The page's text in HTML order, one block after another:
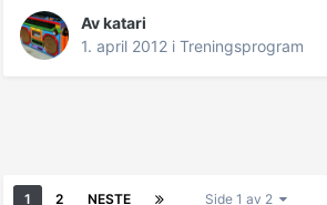
Avkatari
1. april 2012 i Treningsprogram
1 2 NESTE Side 1 av 2